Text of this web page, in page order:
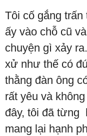
Tôi cố gắng
ấy vào chỗ cũ
chuyện gì xảy
xử như thế có
thằng đàn ông
rất yêu và
đây, tôi đã từng
mang lại hạnh